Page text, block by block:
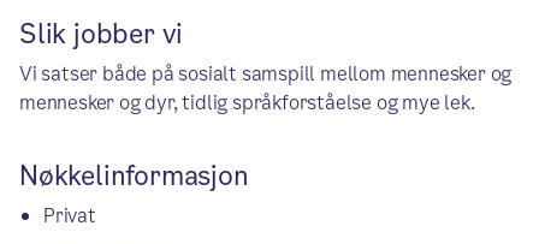
Slik jobber vi
Vi satser både på sosialt samspill mellom mennesker og
mennesker og dyr, tidlig språkforståelse og mye lek.
Nøkkelinformasjon
Privat